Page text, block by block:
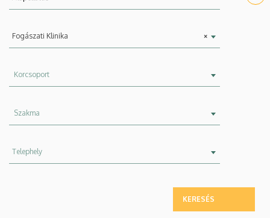
Szervezeti
egység
×
Fogászati Klinika
Korcsoport
Korcsoport
Szakma
Szakma
Telephely
Telephely